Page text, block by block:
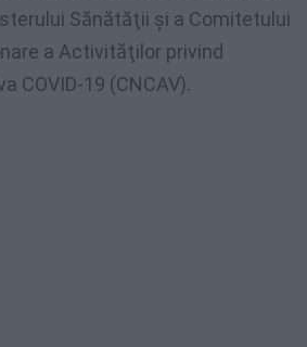
Sănătăţii şi a Comitetului
a Activităţilor privind
COVID-19 (CNCAV).